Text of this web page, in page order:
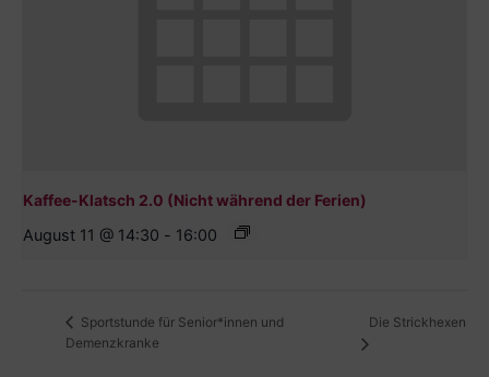
Kaffee-Klatsch 2.0 (Nicht während der Ferien)
August 11 @ 14:30 - 16:00
Sportstunde für Senior*innen und
Demenzkranke
Die Strickhexen